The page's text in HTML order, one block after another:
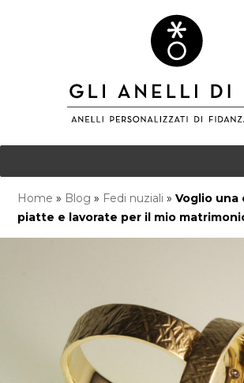
Home » Blog » Fedi nuziali »Voglio una
piatte e lavorate per il mio